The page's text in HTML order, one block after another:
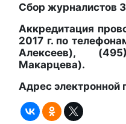
Сбор журналистов
Аккредитация
2017 г. по
Алексеев),
Макарцева).
Адрес электронной